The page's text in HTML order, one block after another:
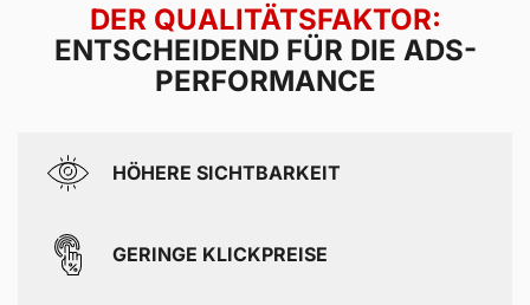
DER QUALITÄTSFAKTOR:
ENTSCHEIDEND FÜR DIE ADS-
PERFORMANCE
HÖHERE SICHTBARKEIT
GERINGE KLICKPREISE